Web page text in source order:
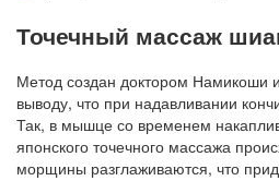
Точечный массаж
Метод создан доктором Намикоши
выводу, что при надавливании
Так, в мышце со временем
японского точечного массажа
морщины разглаживаются, что